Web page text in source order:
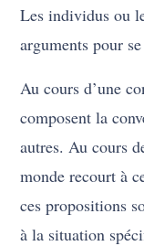
Les individus ou
arguments pour
Au cours d’une
composent la
autres. Au cours
monde recourt à
ces propositions
à la situation